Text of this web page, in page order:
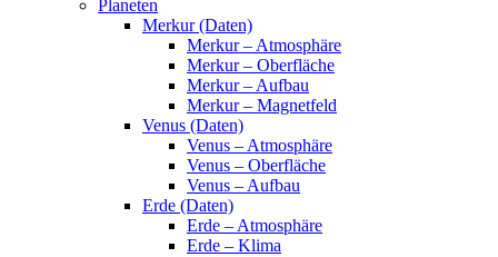
Planeten
Merkur (Daten)
Merkur – Atmosphäre
Merkur – Oberfläche
Merkur – Aufbau
Merkur – Magnetfeld
Venus (Daten)
Venus – Atmosphäre
Venus – Oberfläche
Venus – Aufbau
Erde (Daten)
Erde – Atmosphäre
Erde – Klima